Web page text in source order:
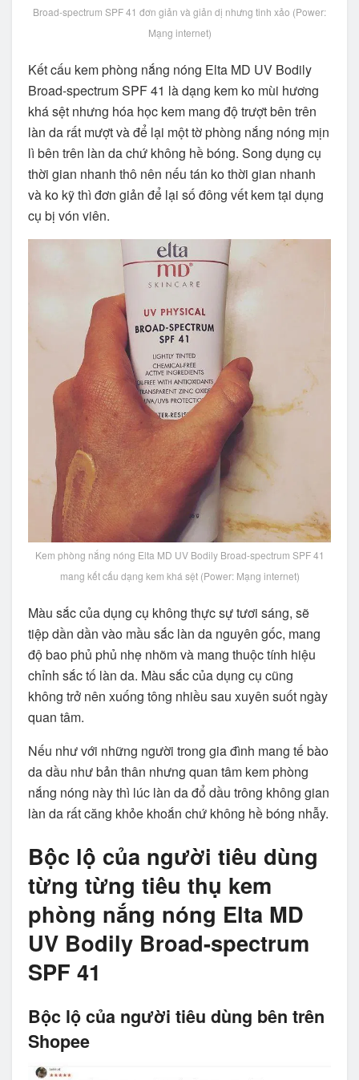
Broad-spectrum SPF 41 đơn giản và giản dị nhưng tinh xảo (Power:
Mạng internet)
Kết cấu kem phòng nắng nóng Elta MD UV Bodily
Broad-spectrum SPF 41 là dạng kem ko mùi hương
khá sệt nhưng hóa học kem mang độ trượt bên trên
làn da rất mượt và để lại một tờ phòng nắng nóng mịn
lì bên trên làn da chứ không hề bóng. Song dụng cụ
thời gian nhanh thô nên nếu tán ko thời gian nhanh
và ko kỹ thì đơn giản để lại số đông vết kem tại dụng
cụ bị vón viên.
Kem phòng nắng nóng Elta MD UV Bodily Broad-spectrum SPF 41
mang kết cấu dạng kem khá sệt (Power: Mạng internet)
Màu sắc của dụng cụ không thực sự tươi sáng, sẽ
tiệp dần dần vào mầu sắc làn da nguyên gốc, mang
độ bao phủ phủ nhẹ nhõm và mang thuộc tính hiệu
chỉnh sắc tố làn da. Màu sắc của dụng cụ cũng
không trở nên xuống tông nhiều sau xuyên suốt ngày
quan tâm.
Nếu như với những người trong gia đình mang tế bào
da dầu như bản thân nhưng quan tâm kem phòng
nắng nóng này thì lúc làn da đổ dầu trông không gian
làn da rất căng khỏe khoắn chứ không hề bóng nhẫy.
Bộc lộ của người tiêu dùng
từng từng tiêu thụ kem
phòng nắng nóng Elta MD
UV Bodily Broad-spectrum
SPF 41
Bộc lộ của người tiêu dùng bên trên
Shopee